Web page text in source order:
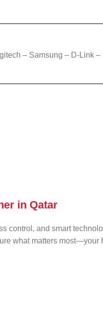
– Samsung – D-Link
in Qatar
and smart
what matters most—your